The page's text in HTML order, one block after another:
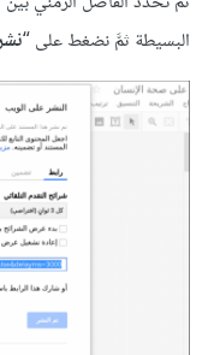
البسيطة ثمَّ نضغط على “